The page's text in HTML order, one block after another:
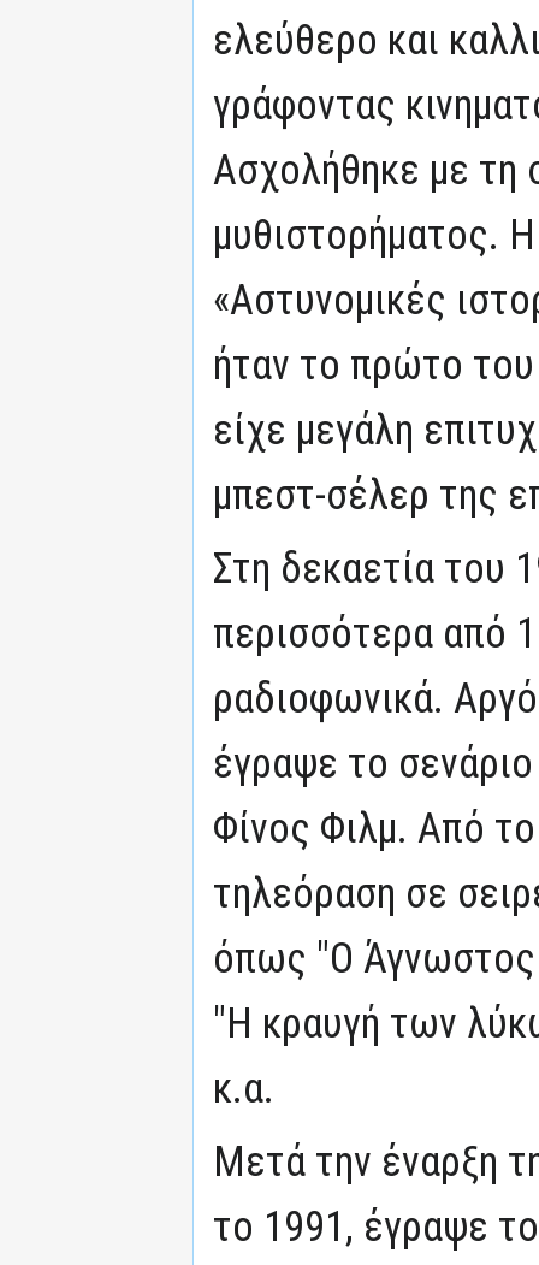
ελεύθερο και
γράφοντας
Ασχολήθηκε με τη
μυθιστορήματος.
«Αστυνομικές
ήταν το πρώτο
είχε μεγάλη
μπεστ-σέλερ της
Στη δεκαετία του
περισσότερα από
ραδιοφωνικά.
έγραψε το
Φίνος Φιλμ. Από
τηλεόραση σε
όπως "Ο
"Η κραυγή των
κ.α.
Μετά την έναρξη
το 1991, έγραψε